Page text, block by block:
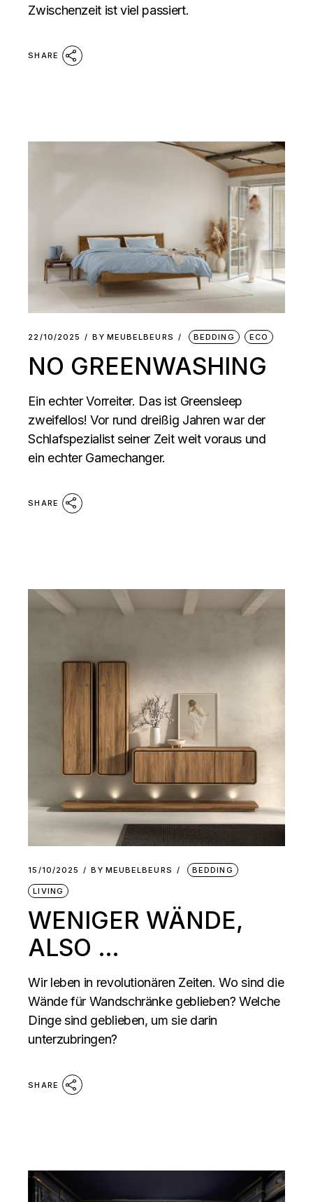
Zwischenzeit ist viel passiert.
SHARE
22/10/2025 BY MEUBELBEURS BEDDING ECO
NO GREENWASHING
Ein echter Vorreiter. Das ist Greensleep
zweifellos! Vor rund dreißig Jahren war der
Schlafspezialist seiner Zeit weit voraus und
ein echter Gamechanger.
SHARE
15/10/2025 BY MEUBELBEURS BEDDING
LIVING
WENIGER WÄNDE,
ALSO …
Wir leben in revolutionären Zeiten. Wo sind die
Wände für Wandschränke geblieben? Welche
Dinge sind geblieben, um sie darin
unterzubringen?
SHARE